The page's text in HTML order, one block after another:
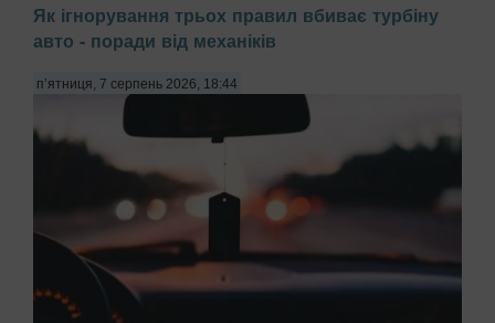
Як ігнорування трьох правил вбиває турбіну
авто - поради від механіків
п’ятниця, 7 серпень 2026, 18:44